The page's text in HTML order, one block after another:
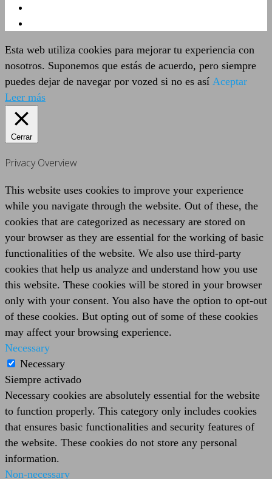
Esta web utiliza cookies para mejorar tu experiencia con
nosotros. Suponemos que estás de acuerdo, pero siempre
puedes dejar de navegar por vozed si no es así Aceptar
Leer más
Cerrar
Privacy Overview
This website uses cookies to improve your experience
while you navigate through the website. Out of these, the
cookies that are categorized as necessary are stored on
your browser as they are essential for the working of basic
functionalities of the website. We also use third-party
cookies that help us analyze and understand how you use
this website. These cookies will be stored in your browser
only with your consent. You also have the option to opt-out
of these cookies. But opting out of some of these cookies
may affect your browsing experience.
Necessary
Necessary
Siempre activado
Necessary cookies are absolutely essential for the website
to function properly. This category only includes cookies
that ensures basic functionalities and security features of
the website. These cookies do not store any personal
information.
Non-necessary